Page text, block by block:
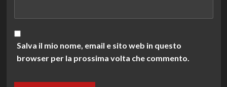
Salva il mio nome, email e sito web in questo
browser per la prossima volta che commento.